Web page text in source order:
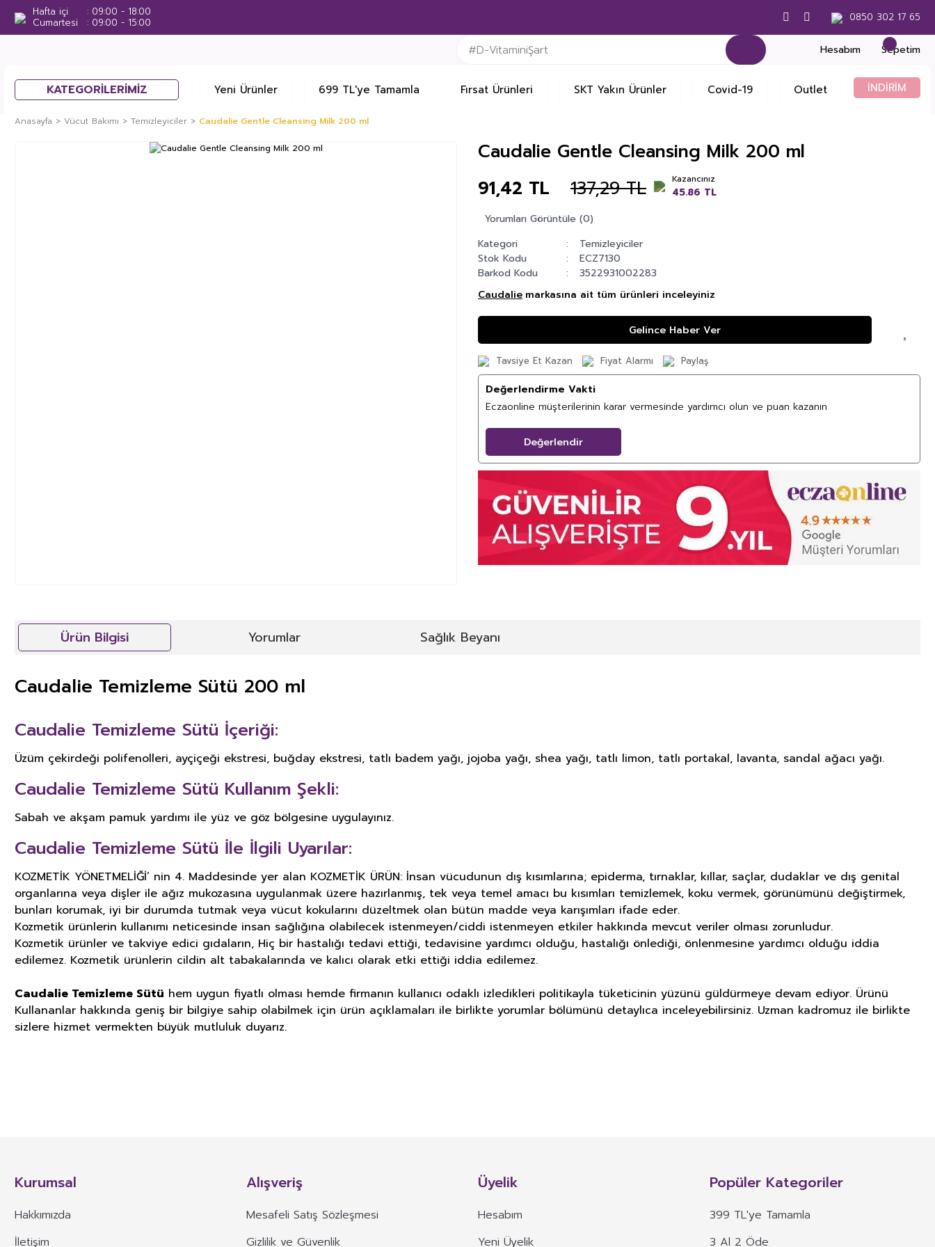
Hafta içi
09:00 - 18:00
Cumartesi
09:00 - 15:00 0850 302 17 65
Hesabım Sepetim
KATEGORİLERİMİZ Yeni Ürünler 699 TL'ye Tamamla Fırsat Ürünleri SKT Yakın Ürünler Covid-19 Outlet İNDİRİM
Anasayfa Vücut Bakımı Temizleyiciler Caudalie Gentle Cleansing Milk 200 ml
Caudalie Gentle Cleansing Milk 200 ml
91,42 TL
137,29 TL Kazancınız
45.86 TL
Yorumları Görüntüle (0)
Kategori
Temizleyiciler
Stok Kodu
ECZ7130
Barkod Kodu
3522931002283
Caudalie markasına ait tüm ürünleri inceleyiniz
Gelince Haber Ver
Tavsiye Et Kazan Fiyat Alarmı Paylaş
Değerlendirme Vakti
Eczaonline müşterilerinin karar vermesinde yardımcı olun ve puan kazanın
Değerlendir
Ürün Bilgisi Yorumlar Sağlık Beyanı
Caudalie Temizleme Sütü 200 ml
Caudalie Temizleme Sütü İçeriği:
Üzüm çekirdeği polifenolleri, ayçiçeği ekstresi, buğday ekstresi, tatlı badem yağı, jojoba yağı, shea yağı, tatlı limon, tatlı portakal, lavanta, sandal ağacı yağı.
Caudalie Temizleme Sütü Kullanım Şekli:
Sabah ve akşam pamuk yardımı ile yüz ve göz bölgesine uygulayınız.
Caudalie Temizleme Sütü İle İlgili Uyarılar:
KOZMETİK YÖNETMELİĞİ’ nin 4. Maddesinde yer alan KOZMETİK ÜRÜN: İnsan vücudunun dış kısımlarına; epiderma, tırnaklar, kıllar, saçlar, dudaklar ve dış genital
organlarına veya dişler ile ağız mukozasına uygulanmak üzere hazırlanmış, tek veya temel amacı bu kısımları temizlemek, koku vermek, görünümünü değiştirmek,
bunları korumak, iyi bir durumda tutmak veya vücut kokularını düzeltmek olan bütün madde veya karışımları ifade eder.
Kozmetik ürünlerin kullanımı neticesinde insan sağlığına olabilecek istenmeyen/ciddi istenmeyen etkiler hakkında mevcut veriler olması zorunludur.
Kozmetik ürünler ve takviye edici gıdaların, Hiç bir hastalığı tedavi ettiği, tedavisine yardımcı olduğu, hastalığı önlediği, önlenmesine yardımcı olduğu iddia
edilemez. Kozmetik ürünlerin cildin alt tabakalarında ve kalıcı olarak etki ettiği iddia edilemez.
Caudalie Temizleme Sütü hem uygun fiyatlı olması hemde firmanın kullanıcı odaklı izledikleri politikayla tüketicinin yüzünü güldürmeye devam ediyor. Ürünü
Kullananlar hakkında geniş bir bilgiye sahip olabilmek için ürün açıklamaları ile birlikte yorumlar bölümünü detaylıca inceleyebilirsiniz. Uzman kadromuz ile birlikte
sizlere hizmet vermekten büyük mutluluk duyarız.
Yorum Yaz
besin öğelerinin veya bunların dışında besleyici veya fizyolojik etkileri bulunan bitki, bitkisel ve hayvansal kaynaklı maddeler, biyoaktif maddeler ve benzeri maddelerin konsantre veya ekstraktlarının tek başına veya
karışımlarının kapsül, tablet, pastil, tek kullanımlık toz paket, sıvı ampul, damlalıklı şişe ve diğer benzeri sıvı veya toz formlarda hazırlanarak günlük alım dozu belirlenmiş ürünleri ifade eder.
TÜRK GIDA KODEKSİ TAKVİYE EDİCİ GIDALAR TEBLİĞİ’ nin 13. Maddesinde
*Takviye edici gıdaların etiketinde, sunumunda ve reklâmında; bir hastalığı önleme, tedavi etme veya iyileştirme özelliğine sahip olduğunu bildiren veya böyle özelliklere atıfta bulunan ifadeler yer alamaz.
Kurumsal
Hakkımızda
İletişim
Alışveriş
Mesafeli Satış Sözleşmesi
Gizlilik ve Güvenlik
Üyelik
Hesabım
Yeni Üyelik
Popüler Kategoriler
399 TL'ye Tamamla
3 Al 2 Öde